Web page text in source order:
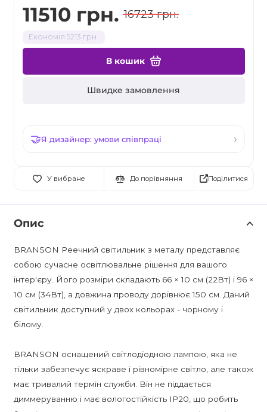
11510 грн. 16723 грн.
Економія 5213 грн.
В кошик
Швидке замовлення
Я дизайнер: умови співпраці
У вибране До порівняння Поділитися
Опис
BRANSON Реечний світильник з металу представляє
собою сучасне освітлювальне рішення для вашого
інтер'єру. Його розміри складають 66 × 10 см (22Вт) і 96 ×
10 см (34Вт), а довжина проводу дорівнює 150 см. Даний
світильник доступний у двох кольорах - чорному і
білому.
BRANSON оснащений світлодіодною лампою, яка не
тільки забезпечує яскраве і рівномірне світло, але також
має тривалий термін служби. Він не піддається
диммеруванню і має вологостійкість IP20, що робить